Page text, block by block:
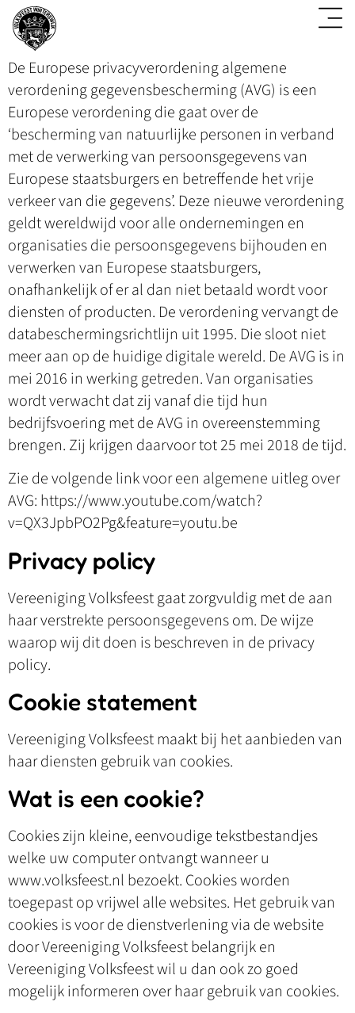
De Europese privacyverordening algemene
verordening gegevensbescherming (AVG) is een
Europese verordening die gaat over de
‘bescherming van natuurlijke personen in verband
met de verwerking van persoonsgegevens van
Europese staatsburgers en betreffende het vrije
verkeer van die gegevens’. Deze nieuwe verordening
geldt wereldwijd voor alle ondernemingen en
organisaties die persoonsgegevens bijhouden en
verwerken van Europese staatsburgers,
onafhankelijk of er al dan niet betaald wordt voor
diensten of producten. De verordening vervangt de
databeschermingsrichtlijn uit 1995. Die sloot niet
meer aan op de huidige digitale wereld. De AVG is in
mei 2016 in werking getreden. Van organisaties
wordt verwacht dat zij vanaf die tijd hun
bedrijfsvoering met de AVG in overeenstemming
brengen. Zij krijgen daarvoor tot 25 mei 2018 de tijd.
Zie de volgende link voor een algemene uitleg over
AVG: https://www.youtube.com/watch?
v=QX3JpbPO2Pg&feature=youtu.be
Privacy policy
Vereeniging Volksfeest gaat zorgvuldig met de aan
haar verstrekte persoonsgegevens om. De wijze
waarop wij dit doen is beschreven in de privacy
policy.
Cookie statement
Vereeniging Volksfeest maakt bij het aanbieden van
haar diensten gebruik van cookies.
Wat is een cookie?
Cookies zijn kleine, eenvoudige tekstbestandjes
welke uw computer ontvangt wanneer u
www.volksfeest.nl bezoekt. Cookies worden
toegepast op vrijwel alle websites. Het gebruik van
cookies is voor de dienstverlening via de website
door Vereeniging Volksfeest belangrijk en
Vereeniging Volksfeest wil u dan ook zo goed
mogelijk informeren over haar gebruik van cookies.